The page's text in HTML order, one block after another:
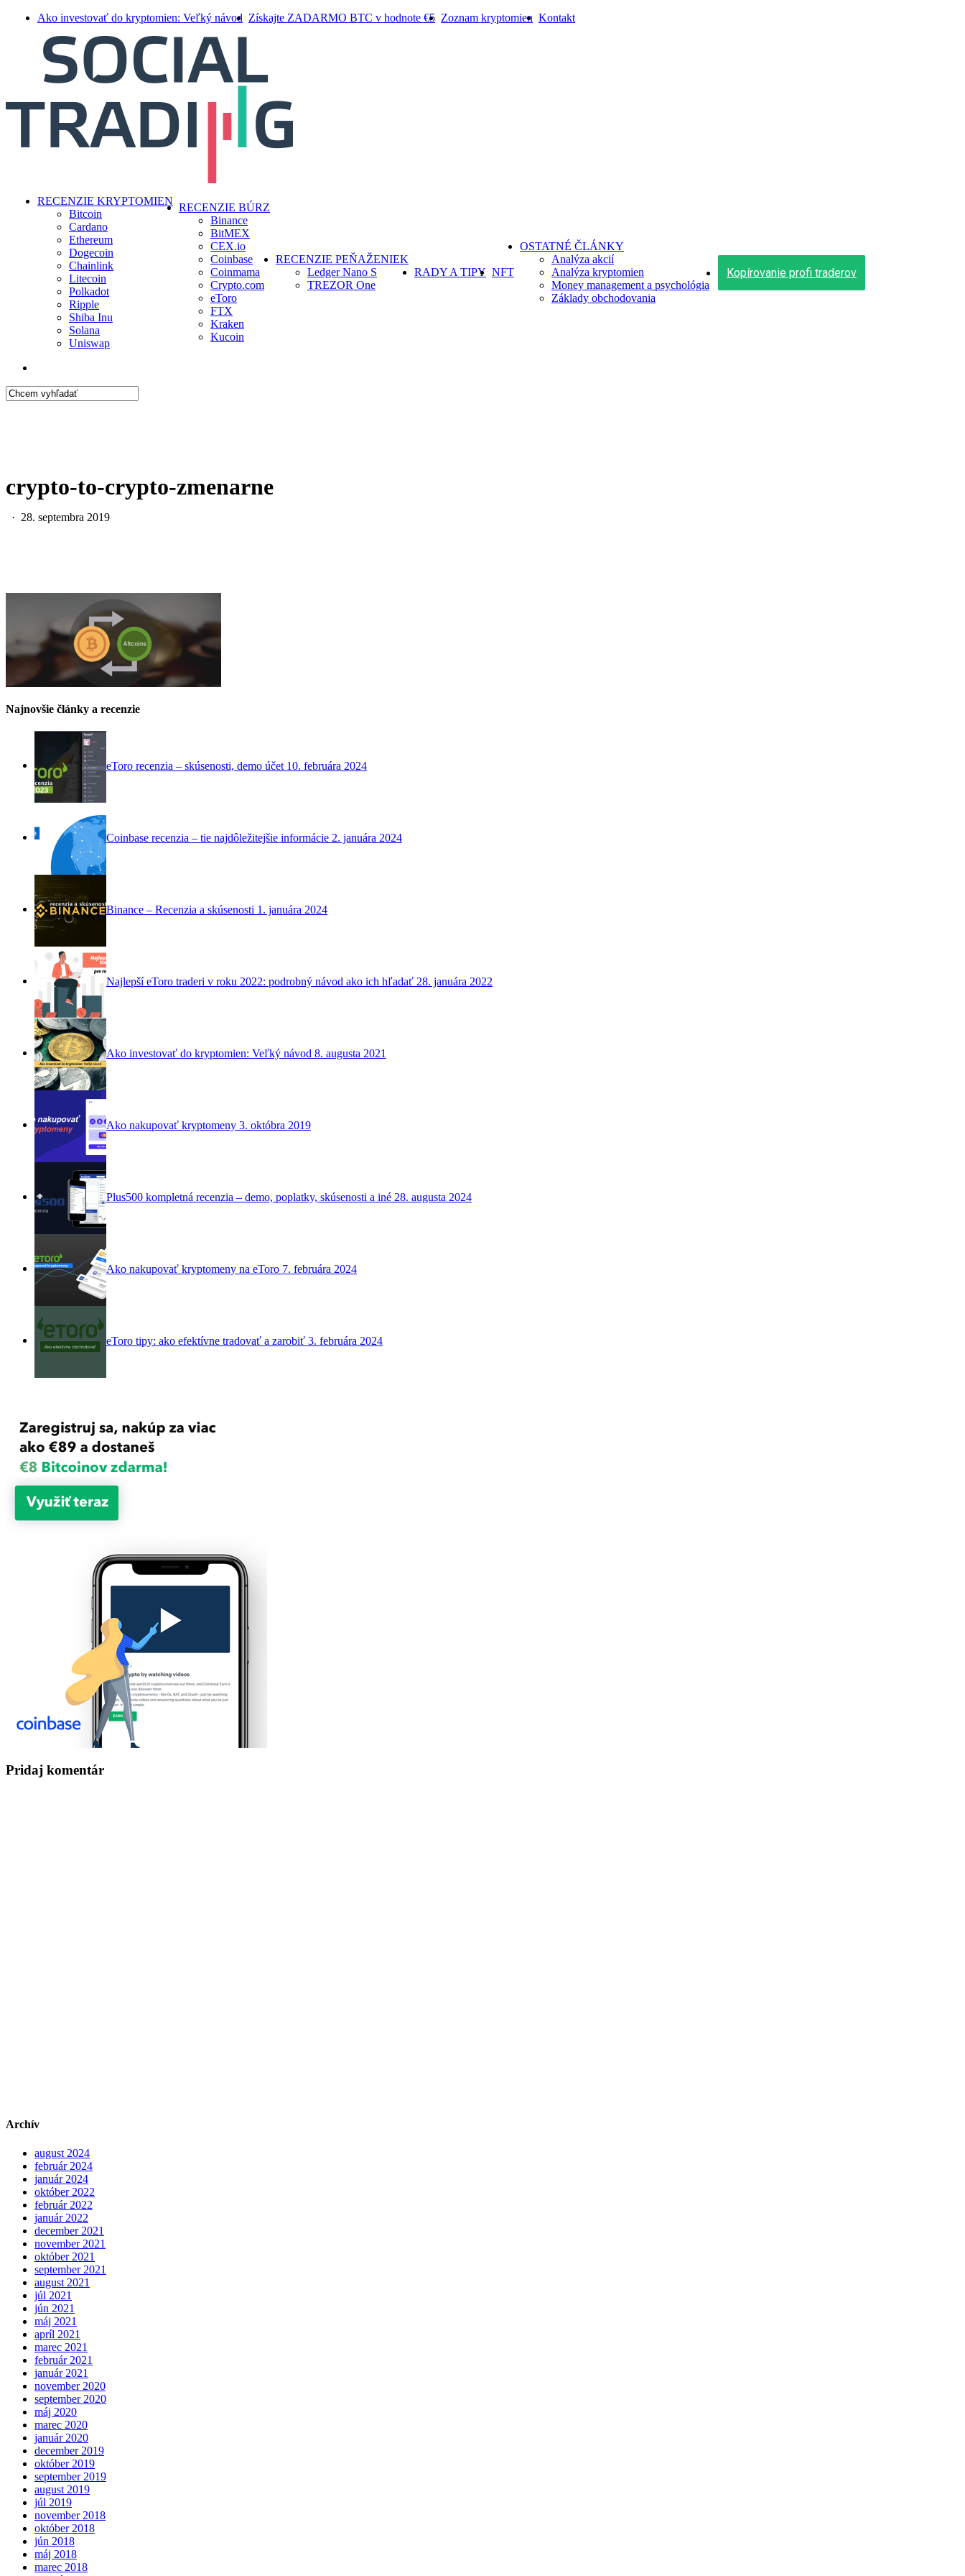
Ako investovať do kryptomien: Veľký návod Získajte ZADARMO BTC v hodnote €5 Zoznam kryptomien Kontakt
search
Menu
RECENZIE KRYPTOMIEN
Bitcoin
Cardano
Ethereum
Dogecoin
Chainlink
Litecoin
Polkadot
Ripple
Shiba Inu
Solana
Uniswap
RECENZIE BÚRZ
Binance
BitMEX
CEX.io
Coinbase
Coinmama
Crypto.com
eToro
FTX
Kraken
Kucoin
RECENZIE PEŇAŽENIEK
Ledger Nano S
TREZOR One
RADY A TIPY NFT
OSTATNÉ ČLÁNKY
Analýza akcií
Analýza kryptomien
Money management a psychológia
Základy obchodovania
Kopírovanie profi traderov
crypto-to-crypto-zmenarne
28. septembra 2019
Najnovšie články a recenzie
eToro recenzia – skúsenosti, demo účet 10. februára 2024
Coinbase recenzia – tie najdôležitejšie informácie 2. januára 2024
Binance – Recenzia a skúsenosti 1. januára 2024
Najlepší eToro traderi v roku 2022: podrobný návod ako ich hľadať 28. januára 2022
Ako investovať do kryptomien: Veľký návod 8. augusta 2021
Ako nakupovať kryptomeny 3. októbra 2019
Plus500 kompletná recenzia – demo, poplatky, skúsenosti a iné 28. augusta 2024
Ako nakupovať kryptomeny na eToro 7. februára 2024
eToro tipy: ako efektívne tradovať a zarobiť 3. februára 2024
Pridaj komentár
Archív
august 2024
február 2024
január 2024
október 2022
február 2022
január 2022
december 2021
november 2021
október 2021
september 2021
august 2021
júl 2021
jún 2021
máj 2021
apríl 2021
marec 2021
február 2021
január 2021
november 2020
september 2020
máj 2020
marec 2020
január 2020
december 2019
október 2019
september 2019
august 2019
júl 2019
november 2018
október 2018
jún 2018
máj 2018
marec 2018